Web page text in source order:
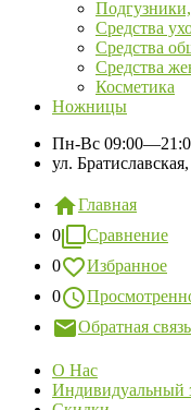
Средства
Средства
Средства
Косметика
Ножницы
Пн-Вс
ул.
Главная
0
Сравнение
0
Избранное
0
Обратная связь
О Нас
Индивидуальный